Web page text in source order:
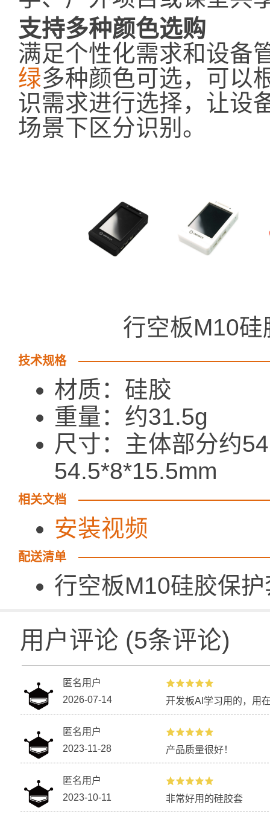
支持多种颜色选购
满足个性化需求和设备
绿多种颜色可选，可以
识需求进行选择，让设
场景下区分识别。
行空板M10
技术规格
材质：硅胶
重量：约31.5g
尺寸：主体部分约
54.5*8*15.5mm
相关文档
安装视频
配送清单
行空板M10硅胶保
用户评论 (5条评论)
匿名用户
2026-07-14
开发板AI学习用的，用
匿名用户
2023-11-28
产品质量很好！
匿名用户
2023-10-11
非常好用的硅胶套